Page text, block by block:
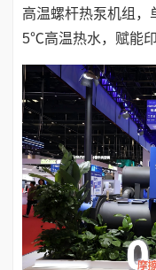
高温螺杆热泵机组
5℃高温热水，赋能